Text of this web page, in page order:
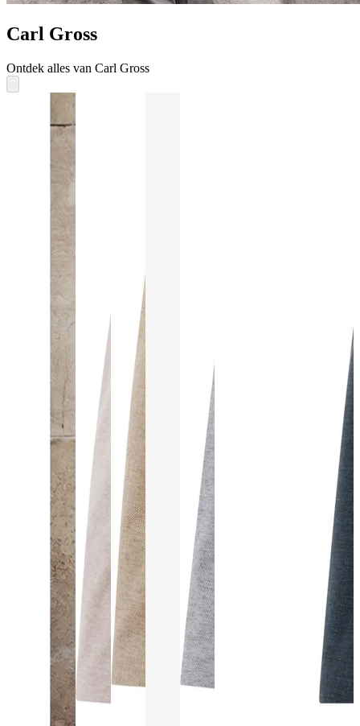
Carl Gross
Ontdek alles van Carl Gross